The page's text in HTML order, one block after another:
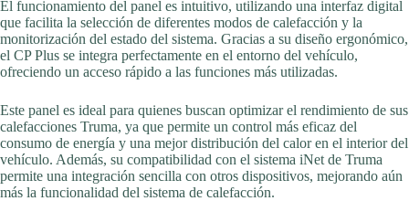
El funcionamiento del panel es intuitivo, utilizando una interfaz digital
que facilita la selección de diferentes modos de calefacción y la
monitorización del estado del sistema. Gracias a su diseño ergonómico,
el CP Plus se integra perfectamente en el entorno del vehículo,
ofreciendo un acceso rápido a las funciones más utilizadas.
Este panel es ideal para quienes buscan optimizar el rendimiento de sus
calefacciones Truma, ya que permite un control más eficaz del
consumo de energía y una mejor distribución del calor en el interior del
vehículo. Además, su compatibilidad con el sistema iNet de Truma
permite una integración sencilla con otros dispositivos, mejorando aún
más la funcionalidad del sistema de calefacción.